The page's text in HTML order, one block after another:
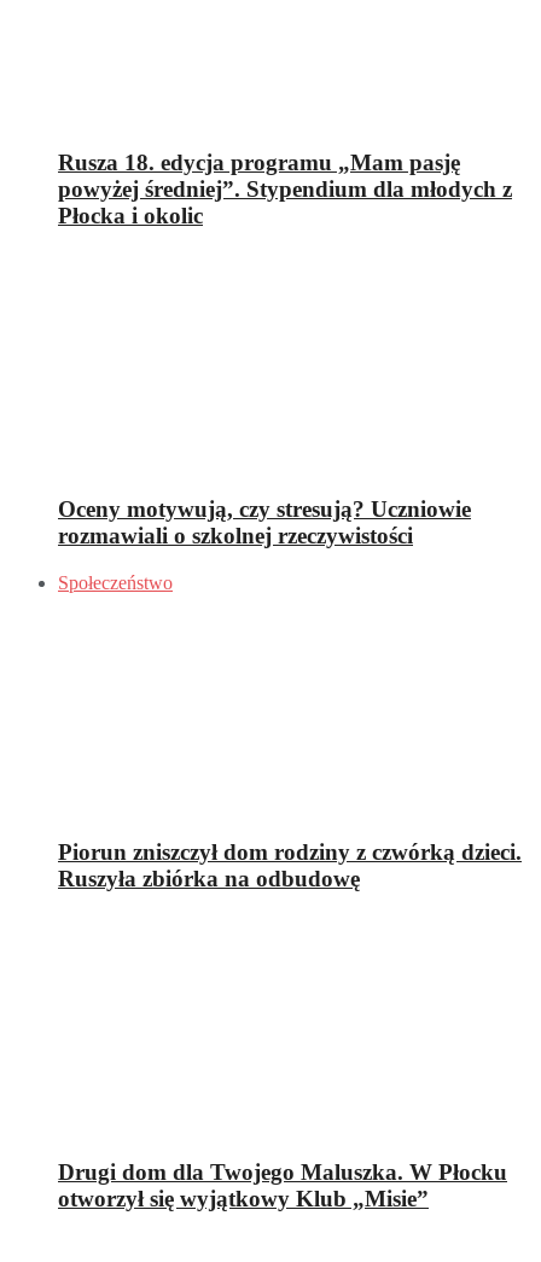
Rusza 18. edycja programu „Mam pasję
powyżej średniej”. Stypendium dla młodych z
Płocka i okolic
Oceny motywują, czy stresują? Uczniowie
rozmawiali o szkolnej rzeczywistości
Społeczeństwo
Piorun zniszczył dom rodziny z czwórką dzieci.
Ruszyła zbiórka na odbudowę
Drugi dom dla Twojego Maluszka. W Płocku
otworzył się wyjątkowy Klub „Misie”